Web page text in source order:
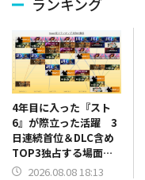
ランキング
4年目に入った『スト
6』が際立った活躍 3
日連続首位＆DLC含め
TOP3独占する場面
も Steam(8/1～8/7)
2026.08.08 18:13